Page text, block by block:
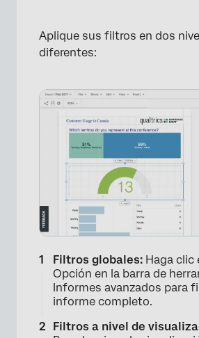
Aplique sus filtros en dos
diferentes:
Filtros globales: Haga clic
Opción en la barra de
Informes avanzados para
informe completo.
Filtros a nivel de